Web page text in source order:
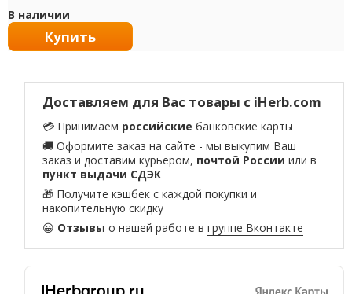
В наличии
Купить
Доставляем для Вас товары с iHerb.com
💳 Принимаем российские банковские карты
🚚 Оформите заказ на сайте - мы выкупим Ваш
заказ и доставим курьером, почтой России или в
пункт выдачи СДЭК
🎁 Получите кэшбек с каждой покупки и
накопительную скидку
😀 Отзывы о нашей работе вгруппе Вконтакте